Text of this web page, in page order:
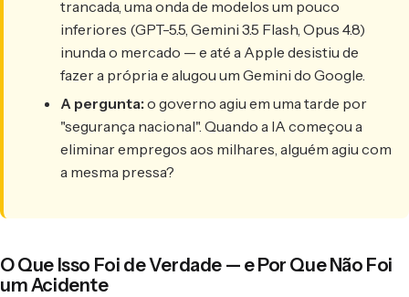
trancada, uma onda de modelos um pouco
inferiores (GPT-5.5, Gemini 3.5 Flash, Opus 4.8)
inunda o mercado — e até a Apple desistiu de
fazer a própria e alugou um Gemini do Google.
A pergunta: o governo agiu em uma tarde por
"segurança nacional". Quando a IA começou a
eliminar empregos aos milhares, alguém agiu com
a mesma pressa?
O Que Isso Foi de Verdade — e Por Que Não Foi
um Acidente